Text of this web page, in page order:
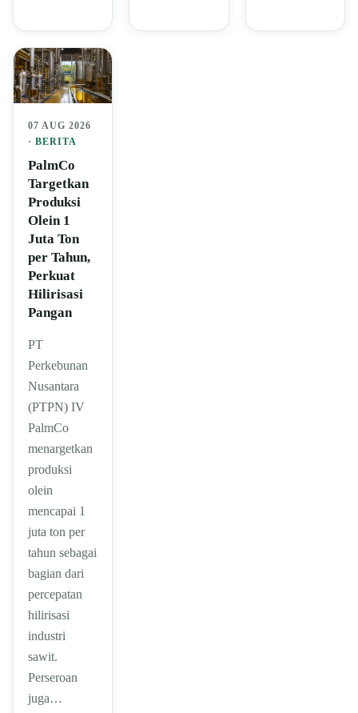
07 AUG 2026
· BERITA
PalmCo
Targetkan
Produksi
Olein 1
Juta Ton
per Tahun,
Perkuat
Hilirisasi
Pangan
PT
Perkebunan
Nusantara
(PTPN) IV
PalmCo
menargetkan
produksi
olein
mencapai 1
juta ton per
tahun sebagai
bagian dari
percepatan
hilirisasi
industri
sawit.
Perseroan
juga…